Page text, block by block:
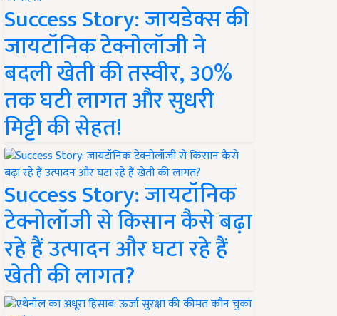
Success Story: जायडेक्स की
जायटॉनिक टेक्नोलॉजी ने
बदली खेती की तस्वीर, 30%
तक घटी लागत और सुधरी
मिट्टी की सेहत!
Success Story: जायटॉनिक
टेक्नोलॉजी से किसान कैसे बढ़ा
रहे हैं उत्पादन और घटा रहे हैं
खेती की लागत?